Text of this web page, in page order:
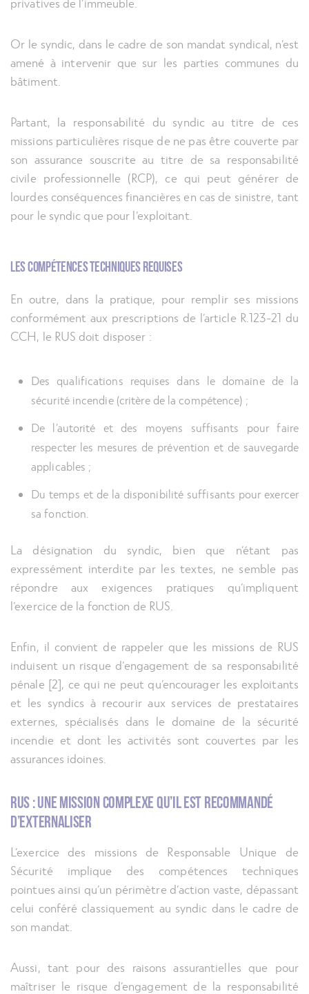
Or le syndic, dans le cadre de son mandat syndical, n’est
amené à intervenir que sur les parties communes du
bâtiment.
Partant, la responsabilité du syndic au titre de ces
missions particulières risque de ne pas être couverte par
son assurance souscrite au titre de sa responsabilité
civile professionnelle (RCP), ce qui peut générer de
lourdes conséquences financières en cas de sinistre, tant
pour le syndic que pour l’exploitant.
Les compétences techniques requises
En outre, dans la pratique, pour remplir ses missions
conformément aux prescriptions de l’article R.123-21 du
CCH, le RUS doit disposer :
Des qualifications requises dans le domaine de la
sécurité incendie (critère de la compétence) ;
De l’autorité et des moyens suffisants pour faire
respecter les mesures de prévention et de sauvegarde
applicables ;
Du temps et de la disponibilité suffisants pour exercer
sa fonction.
La désignation du syndic, bien que n’étant pas
expressément interdite par les textes, ne semble pas
répondre aux exigences pratiques qu’impliquent
l’exercice de la fonction de RUS.
Enfin, il convient de rappeler que les missions de RUS
induisent un risque d’engagement de sa responsabilité
pénale [2], ce qui ne peut qu’encourager les exploitants
et les syndics à recourir aux services de prestataires
externes, spécialisés dans le domaine de la sécurité
incendie et dont les activités sont couvertes par les
assurances idoines.
RUS : une mission complexe qu’il est recommandé
d’externaliser
L’exercice des missions de Responsable Unique de
Sécurité implique des compétences techniques
pointues ainsi qu’un périmètre d’action vaste, dépassant
celui conféré classiquement au syndic dans le cadre de
son mandat.
Aussi, tant pour des raisons assurantielles que pour
maîtriser le risque d’engagement de la responsabilité